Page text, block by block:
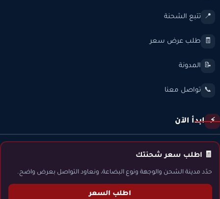
📍 تتبع الشحنة
🧾 طلب عرض سعر
📝 المدونة
📞 تواصل معنا
⚡ ابدأ الآن
🧾 اطلب سعر شحنتك
حدّد مدينة الشحن والوجهة ونوع البضاعة، ونعاود التواصل بعرض واضح.
اطلب السعر